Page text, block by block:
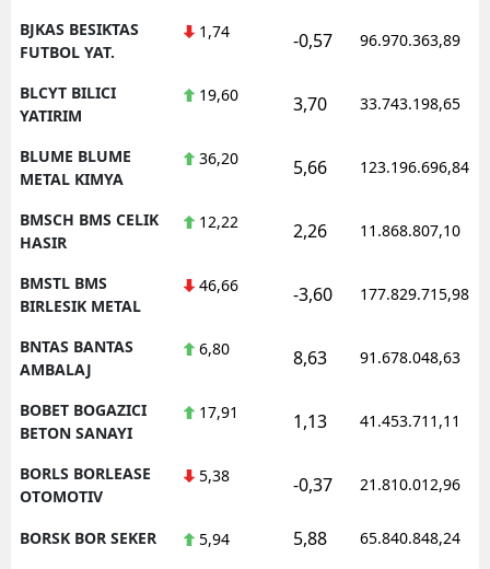
BJKAS BESIKTAS
FUTBOL YAT.
1,74 -0,57 96.970.363,89
BLCYT BILICI
YATIRIM
19,60 3,70 33.743.198,65
BLUME BLUME
METAL KIMYA
36,20 5,66 123.196.696,84
BMSCH BMS CELIK
HASIR
12,22 2,26 11.868.807,10
BMSTL BMS
BIRLESIK METAL
46,66 -3,60 177.829.715,98
BNTAS BANTAS
AMBALAJ
6,80 8,63 91.678.048,63
BOBET BOGAZICI
BETON SANAYI
17,91 1,13 41.453.711,11
BORLS BORLEASE
OTOMOTIV
5,38 -0,37 21.810.012,96
BORSK BOR SEKER 5,94 5,88 65.840.848,24